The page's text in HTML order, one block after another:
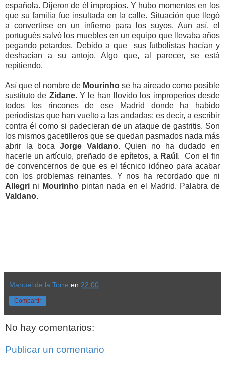
española. Dijeron de él impropios. Y hubo momentos en los
que su familia fue insultada en la calle. Situación que llegó
a convertirse en un infierno para los suyos. Aun así, el
portugués salvó los muebles en un equipo que llevaba años
pegando petardos. Debido a que sus futbolistas hacían y
deshacían a su antojo. Algo que, al parecer, se está
repitiendo.
Así que el nombre de Mourinho se ha aireado como posible
sustituto de Zidane. Y le han llovido los improperios desde
todos los rincones de ese Madrid donde ha habido
periodistas que han vuelto a las andadas; es decir, a escribir
contra él como si padecieran de un ataque de gastritis. Son
los mismos gacetilleros que se quedan pasmados nada más
abrir la boca Jorge Valdano. Quien no ha dudado en
hacerle un artículo, preñado de epítetos, a Raúl . Con el fin
de convencernos de que es el técnico idóneo para acabar
con los problemas reinantes. Y nos ha recordado que ni
Allegri ni Mourinho pintan nada en el Madrid. Palabra de
Valdano.
Manuel de la Torre en 22:00
Compartir
No hay comentarios:
Publicar un comentario